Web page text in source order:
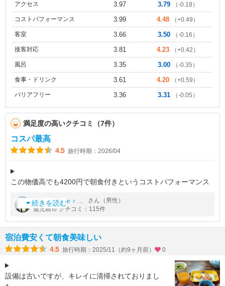
アクセス 3.97 3.79 （-0.18）
コストパフォーマンス 3.99 4.48 （+0.49）
客室 3.66 3.50 （-0.16）
接客対応 3.81 4.23 （+0.42）
風呂 3.35 3.00 （-0.35）
食事・ドリンク 3.61 4.20 （+0.59）
バリアフリー 3.36 3.31 （-0.05）
満足度の高いクチコミ（7件）
コスパ最高
4.5 旅行時期：2026/04
この物価高でも4200円で朝食付きというコストパフォーマンス
確かにホテルは古いけど部屋はキレイになってます
部屋のカギはオートロックではないので、カギかけないと知らな
い
続きを読む
by ｗｉｓｔｅｒｉａ
さん（男性）
鹿児島市 クチコミ：115件
宿泊費安くて朝食美味しい
4.5 旅行時期：2025/11（約9ヶ月前） 0
設備は古いですが、キレイに清掃されておりまし